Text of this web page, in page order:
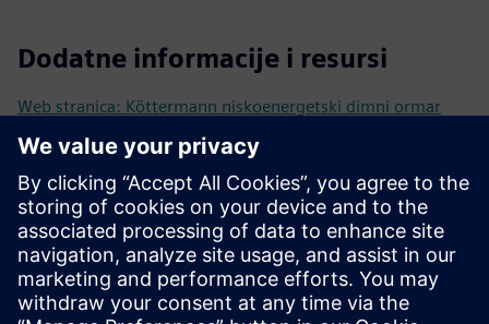
Dodatne informacije i resursi
Web stranica: Köttermann niskoenergetski dimni ormar
Video: Održiva laboratorijska rješenja tvrtke Köttermann
Tehnički list: Köttermann EcoPlus
Preduvjeti
Planiranje PCon: odlučite koje će značajke imati vaš budući
ormar za dim.